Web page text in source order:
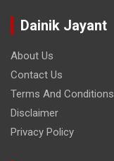
Dainik Jayant
About Us
Contact Us
Terms And Conditions
Disclaimer
Privacy Policy